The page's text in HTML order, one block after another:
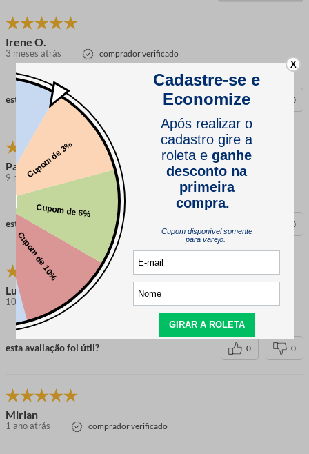
Irene O.
3 meses atrás comprador verificado
esta avaliação foi útil? 0 0
Paula G.
9 meses atrás comprador verificado
esta avaliação foi útil? 0
Lucia M.
10 meses atrás
esta avaliação foi útil? 0 0
Mirian
1 ano atrás comprador verificado
X